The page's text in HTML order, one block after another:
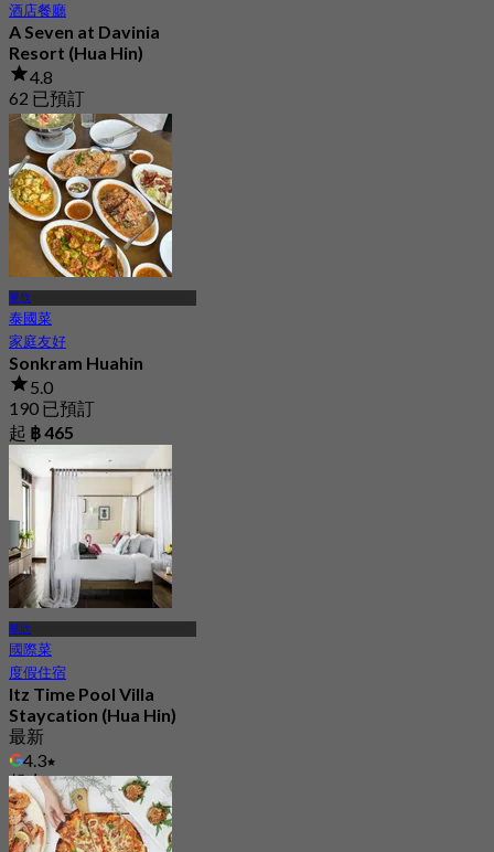
酒店餐廳
A Seven at Davinia
Resort (Hua Hin)
4.8
62 已預訂
起฿ 150
華欣
泰國菜
家庭友好
Sonkram Huahin
5.0
190 已預訂
起 ฿ 465
華欣
國際菜
度假住宿
Itz Time Pool Villa
Staycation (Hua Hin)
最新
4.3
起฿ 1,666.5